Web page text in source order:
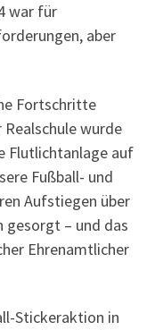
war für
aber
Fortschritte
wurde
Flutlichtanlage auf
Fußball- und
Aufstiegen über
gesorgt – und das
Ehrenamtlicher
Stickeraktion in